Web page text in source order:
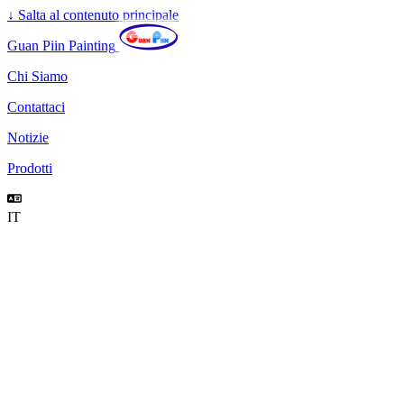
↓ Salta al contenuto principale
Guan Piin Painting
Chi Siamo
Contattaci
Notizie
Prodotti
IT